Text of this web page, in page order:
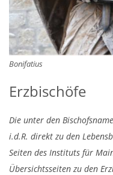
Bonifatius
Erzbischöfe
Die unter den
i.d.R. direkt zu den
Seiten des Instituts für
Übersichtsseiten zu den